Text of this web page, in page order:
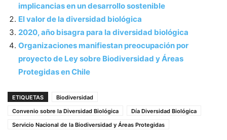
implicancias en un desarrollo sostenible
El valor de la diversidad biológica
2020, año bisagra para la diversidad biológica
Organizaciones manifiestan preocupación por
proyecto de Ley sobre Biodiversidad y Áreas
Protegidas en Chile
ETIQUETAS
Biodiversidad
Convenio sobre la Diversidad Biológica
Día Diversidad Biológica
Servicio Nacional de la Biodiversidad y Áreas Protegidas